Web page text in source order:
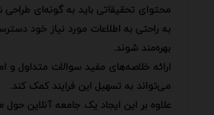
محتوای تحقیقاتی باید به گونه‌ای طراحی
به راحتی به اطلاعات مورد نیاز خود
بهره‌مند شوند.
ارائه خلاصه‌های مفید سوالات متداول
می‌تواند به تسهیل این فرایند کمک کند.
علاوه بر این ایجاد یک جامعه آنلاین